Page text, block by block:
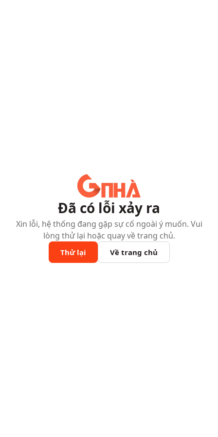
Đã có lỗi xảy ra
Xin lỗi, hệ thống đang gặp sự cố ngoài ý muốn. Vui
lòng thử lại hoặc quay về trang chủ.
Thử lại Về trang chủ